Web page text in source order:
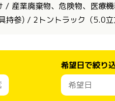
/ 産業廃棄物、危険物、医療
持参) / 2トントラック（5.0
希望日で絞り